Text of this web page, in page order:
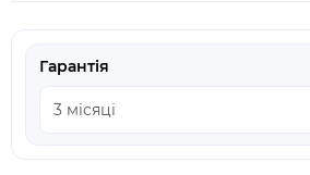
Гарантія